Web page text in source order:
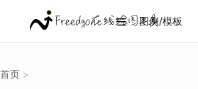
 图例/模板
首页 >